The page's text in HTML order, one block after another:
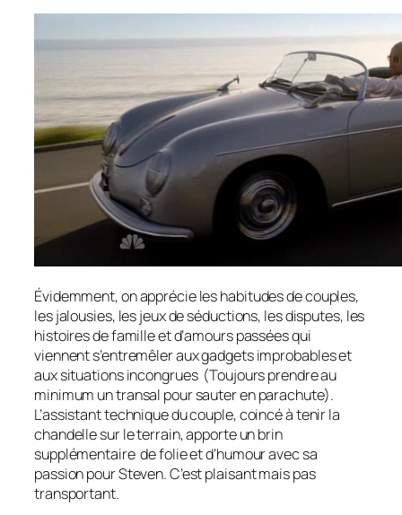
Évidemment, on apprécie les habitudes de couples,
les jalousies, les jeux de séductions, les disputes, les
histoires de famille et d’amours passées qui
viennent s’entremêler aux gadgets improbables et
aux situations incongrues (Toujours prendre au
minimum un transal pour sauter en parachute).
L’assistant technique du couple, coincé à tenir la
chandelle sur le terrain, apporte un brin
supplémentaire de folie et d’humour avec sa
passion pour Steven. C’est plaisant mais pas
transportant.